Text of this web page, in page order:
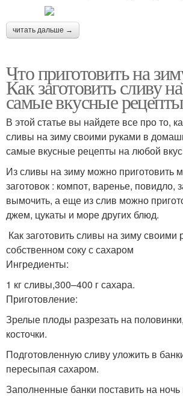
читать дальше →
Что приготовить на
Как заготовить сливу
самые вкусные рецепты
В этой статье вы найдете все про то,
сливы на зиму своими руками в
самые вкусные рецепты на любой
Из сливы на зиму можно приготовить
заготовок : компот, варенье, повидло,
вымочить, а еще из слив можно
джем, цукаты и море других блюд.
Как заготовить сливы на зиму
собственном соку с сахаром
Ингредиенты:
1 кг сливы,300–400 г сахара.
Приготовление:
Зрелые плоды разрезать на
косточки.
Подготовленную сливу уложить в
пересыпая сахаром.
Заполненные банки поставить на